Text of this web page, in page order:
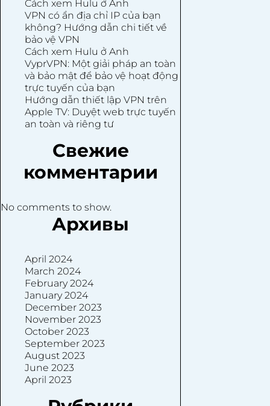
Cách xem Hulu ở Anh
VPN có ẩn địa chỉ IP của bạn
không? Hướng dẫn chi tiết về
bảo vệ VPN
Cách xem Hulu ở Anh
VyprVPN: Một giải pháp an toàn
và bảo mật để bảo vệ hoạt động
trực tuyến của bạn
Hướng dẫn thiết lập VPN trên
Apple TV: Duyệt web trực tuyến
an toàn và riêng tư
Свежие
комментарии
No comments to show.
Архивы
April 2024
March 2024
February 2024
January 2024
December 2023
November 2023
October 2023
September 2023
August 2023
June 2023
April 2023